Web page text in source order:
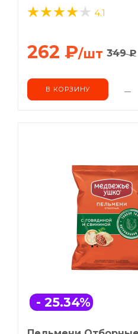
4.1
262 ₽/шт 349₽
В КОРЗИНУ
- 25.34%